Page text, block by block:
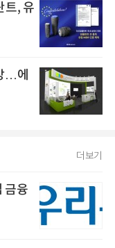
트, 유
…에
더보기
금융